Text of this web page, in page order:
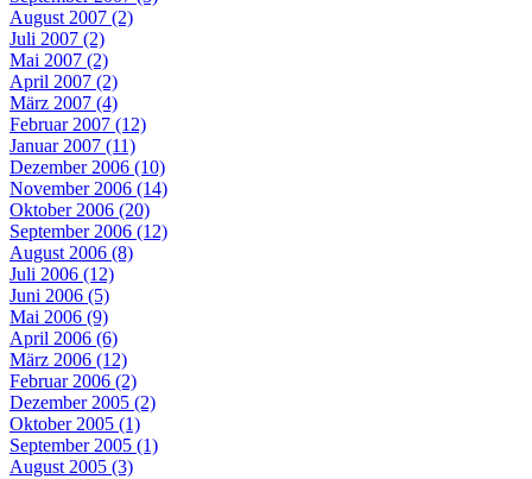
August 2007 (2)
Juli 2007 (2)
Mai 2007 (2)
April 2007 (2)
März 2007 (4)
Februar 2007 (12)
Januar 2007 (11)
Dezember 2006 (10)
November 2006 (14)
Oktober 2006 (20)
September 2006 (12)
August 2006 (8)
Juli 2006 (12)
Juni 2006 (5)
Mai 2006 (9)
April 2006 (6)
März 2006 (12)
Februar 2006 (2)
Dezember 2005 (2)
Oktober 2005 (1)
September 2005 (1)
August 2005 (3)